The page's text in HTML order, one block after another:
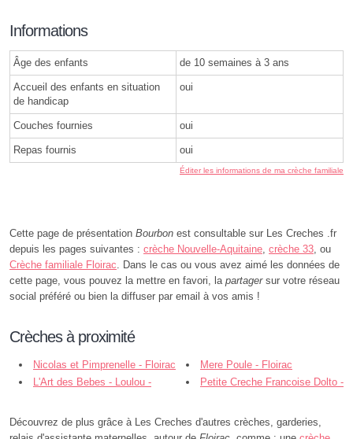
Informations
Âge des enfants de 10 semaines à 3 ans
Accueil des enfants en situation
de handicap
oui
Couches fournies oui
Repas fournis oui
Éditer les informations de ma crèche familiale
Cette page de présentation Bourbon est consultable sur Les Creches .fr
depuis les pages suivantes : crèche Nouvelle-Aquitaine crèche 33 , ou
Crèche familiale Floirac . Dans le cas ou vous avez aimé les données de
cette page, vous pouvez la mettre en favori, la partagersur votre réseau
social préféré ou bien la diffuser par email à vos amis !
Crèches à proximité
Nicolas et Pimprenelle - Floirac
Mere Poule - Floirac
L'Art des Bebes - Loulou -
Petite Creche Francoise Dolto -
Découvrez de plus grâce à Les Creches d'autres crèches, garderies,